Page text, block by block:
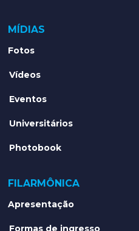
MÍDIAS
Fotos
Vídeos
Eventos
Universitários
Photobook
FILARMÔNICA
Apresentação
Formas de ingresso